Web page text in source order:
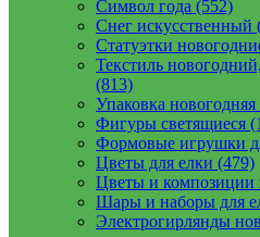
Символ года (552)
Снег искусственный
Статуэтки
Текстиль
(813)
Упаковка новогодняя
Фигуры светящиеся
Формовые игрушки
Цветы для елки (479)
Цветы и композиции
Шары и наборы для
Электрогирлянды